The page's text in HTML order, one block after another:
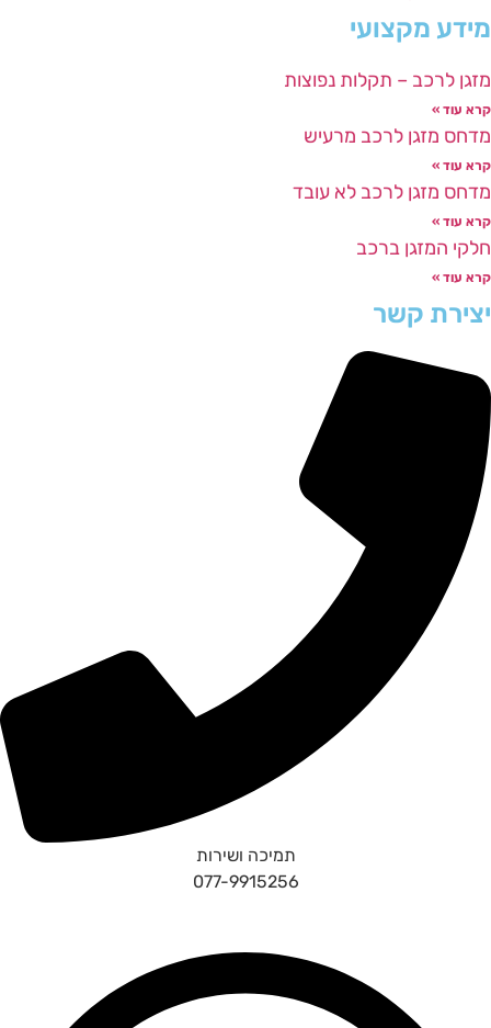
מידע מקצועי
מזגן לרכב – תקלות נפוצות
קרא עוד »
מדחס מזגן לרכב מרעיש
קרא עוד »
מדחס מזגן לרכב לא עובד
קרא עוד »
חלקי המזגן ברכב
קרא עוד »
יצירת קשר
תמיכה ושירות
077-9915256